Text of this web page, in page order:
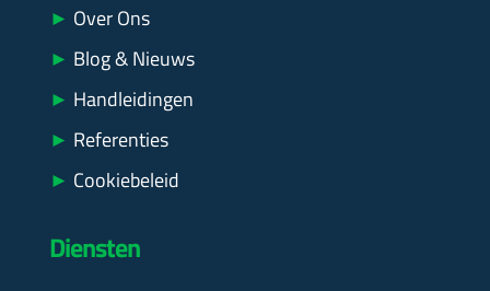
Diensten
► Over Ons
► Blog & Nieuws
► Handleidingen
► Referenties
► Cookiebeleid